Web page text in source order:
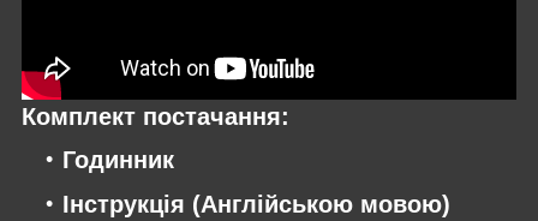
Комплект постачання:
Годинник
Інструкція (Англійською мовою)